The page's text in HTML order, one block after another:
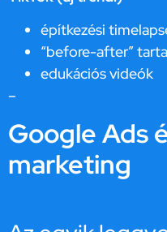
építkezési
“before-after”
edukációs videók
–
Google Ads
marketing